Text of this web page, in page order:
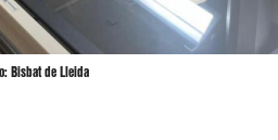
Bisbat de Lleida